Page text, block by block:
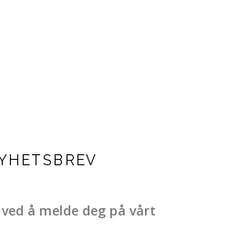
å melde deg på vårt